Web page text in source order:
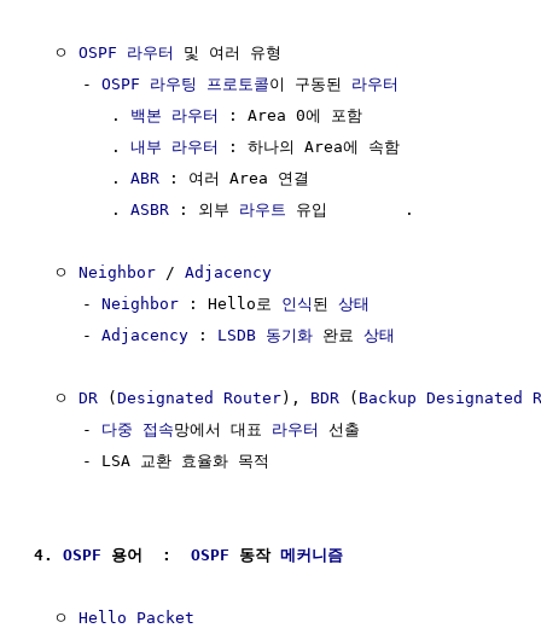
  ㅇ
OSPF 라우터
및 여러 유형
     -
OSPF 라우팅 프로토콜이 구동된 라우터
        .
백본 라우터
: Area 0에 포함
        .
내부 라우터
: 하나의 Area에 속함
        .
ABR : 여러 Area 연결
        .
ASBR : 외부 라우트 유입        .
  ㅇ
Neighbor / Adjacency
     -
Neighbor : Hello로 인식 된 상태
     -
Adjacency : LSDB 동기화 완료 상태
  ㅇ
DR (Designated Router), BDR ( Backup Designated
     -
다중 접속망에서 대표 라우터
선출
     - LSA 교환 효율화 목적
4. OSPF 용어  : OSPF 동작 메커니즘
  ㅇ
Hello Packet